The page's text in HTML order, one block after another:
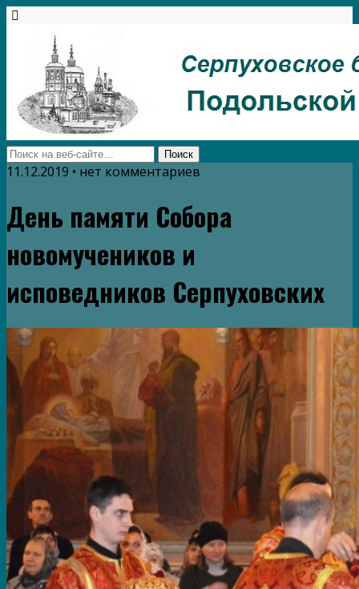
11.12.2019 • нет комментариев
День памяти Собора
новомучеников и
исповедников Серпуховских